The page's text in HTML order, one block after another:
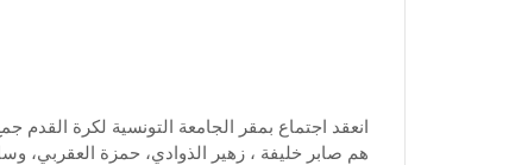
انعقد اجتماع بمقر الجامعة التونسية لكرة القدم
هم صابر خليفة ، زهير الذوادي، حمزة العقربي،